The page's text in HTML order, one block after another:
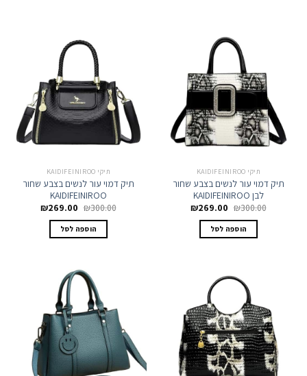
תיקי KAIDIFEINIROO
תיק דמוי עור לנשים בצבע שחור
לבן KAIDIFEINIROO
₪300.00 המחיר
היה:
₪300.00.
₪269.00 המחיר
הוספה לסל
תיקי KAIDIFEINIROO
תיק דמוי עור לנשים בצבע שחור
KAIDIFEINIROO
₪300.00 המחיר
היה:
₪300.00.
₪269.00 המחיר
הוספה לסל